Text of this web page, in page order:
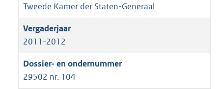
Tweede Kamer der Staten-Generaal
2011-2012
29502 nr. 104